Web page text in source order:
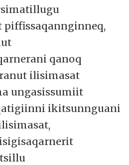
qanoq
ilisimasat
ungasissumiit
ikitsunnguani